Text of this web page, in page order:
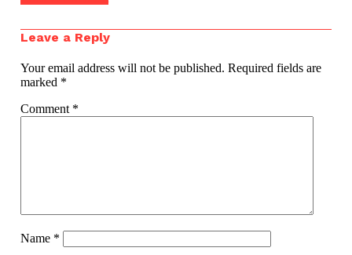
Leave a Reply
Your email address will not be published. Required fields are
marked *
Comment *
Name *